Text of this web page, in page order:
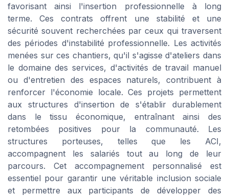
favorisant ainsi l'insertion professionnelle à long
terme. Ces contrats offrent une stabilité et une
sécurité souvent recherchées par ceux qui traversent
des périodes d'instabilité professionnelle. Les activités
menées sur ces chantiers, qu'il s'agisse d'ateliers dans
le domaine des services, d'activités de travail manuel
ou d'entretien des espaces naturels, contribuent à
renforcer l'économie locale. Ces projets permettent
aux structures d'insertion de s'établir durablement
dans le tissu économique, entraînant ainsi des
retombées positives pour la communauté. Les
structures porteuses, telles que les ACI,
accompagnent les salariés tout au long de leur
parcours. Cet accompagnement personnalisé est
essentiel pour garantir une véritable inclusion sociale
et permettre aux participants de développer des